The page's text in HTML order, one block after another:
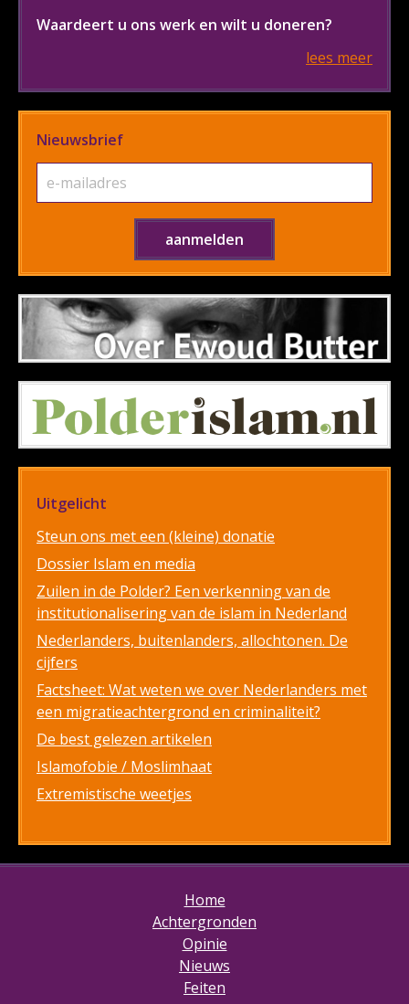
Waardeert u ons werk en wilt u doneren?
lees meer
Nieuwsbrief
Uitgelicht
Steun ons met een (kleine) donatie
Dossier Islam en media
Zuilen in de Polder? Een verkenning van de
institutionalisering van de islam in Nederland
Nederlanders, buitenlanders, allochtonen. De
cijfers
Factsheet: Wat weten we over Nederlanders met
een migratieachtergrond en criminaliteit?
De best gelezen artikelen
Islamofobie / Moslimhaat
Extremistische weetjes
Home
Achtergronden
Opinie
Nieuws
Feiten